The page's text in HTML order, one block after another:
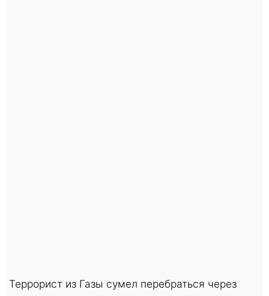
Террорист из Газы сумел перебраться через